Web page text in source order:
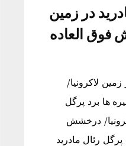
در زمین
فوق العاده
لاکرونیا/
ها برد پرگل
درخشش
پرگل رئال مادرید